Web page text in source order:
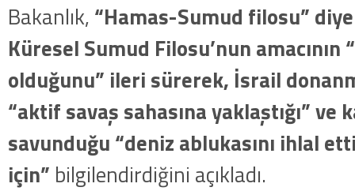
Bakanlık, “Hamas-Sumud filosu”
Küresel Sumud Filosu’nun amacının
olduğunu” ileri sürerek, İsrail
“aktif savaş sahasına yaklaştığı” ve
savunduğu “deniz ablukasını ihlal
için” bilgilendirdiğini açıkladı.